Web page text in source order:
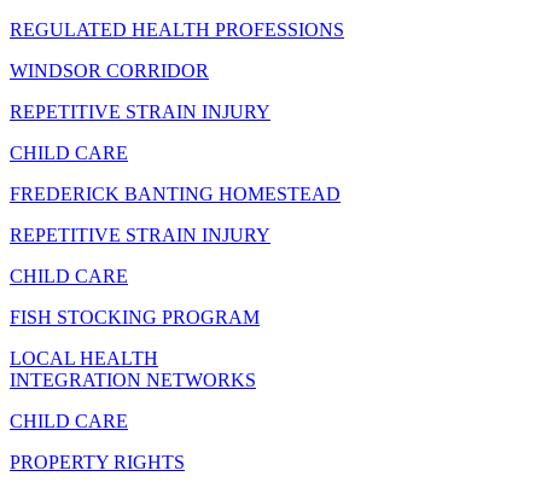
REGULATED HEALTH PROFESSIONS
WINDSOR CORRIDOR
REPETITIVE STRAIN INJURY
CHILD CARE
FREDERICK BANTING HOMESTEAD
REPETITIVE STRAIN INJURY
CHILD CARE
FISH STOCKING PROGRAM
LOCAL HEALTH
INTEGRATION NETWORKS
CHILD CARE
PROPERTY RIGHTS